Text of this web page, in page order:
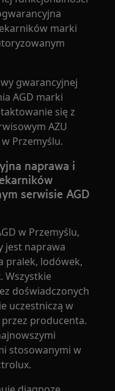
marki
gwarancyjnej
AGD marki
się z
AZU
w Przemyślu.
naprawa i
serwisie AGD
w Przemyślu,
jest naprawa
pralek, lodówek,
Wszystkie
doświadczonych
uczestniczą w
producenta.
stosowanymi w